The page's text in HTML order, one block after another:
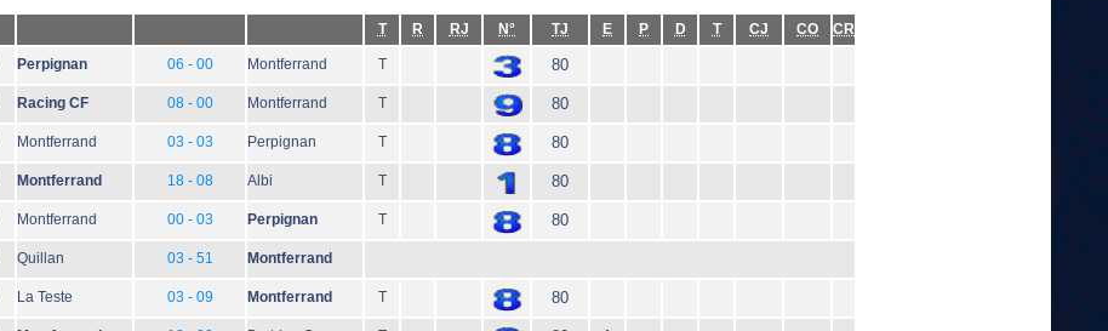
T R RJ N° TJ E P D T CJ CO CR
Perpignan 06 - 00 Montferrand T 80
Racing CF 08 - 00 Montferrand T 80
Montferrand 03 - 03 Perpignan T 80
Montferrand 18 - 08 Albi T 80
Montferrand 00 - 03 Perpignan T 80
Quillan 03 - 51 Montferrand
La Teste 03 - 09 Montferrand T 80